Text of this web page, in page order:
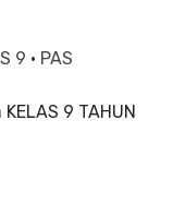
9 · PAS
KELAS 9 TAHUN